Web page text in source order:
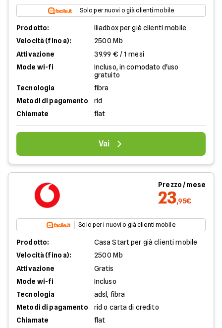
Solo per nuovi o già clienti mobile
Prodotto:
Iliadbox per già clienti mobile
Velocità (fino a):
2500 Mb
Attivazione
39.99 € / 1 mesi
Mode wi-fi
Incluso, in comodato d'uso
gratuito
Tecnologia
fibra
Metodi di pagamento
rid
Chiamate
flat
Vai
Prezzo / mese
23,95€
Solo per i nuovi o già clienti mobile
Prodotto:
Casa Start per già clienti mobile
Velocità (fino a):
2500 Mb
Attivazione
Gratis
Mode wi-fi
Incluso
Tecnologia
adsl, fibra
Metodi di pagamento
rid o carta di credito
Chiamate
flat